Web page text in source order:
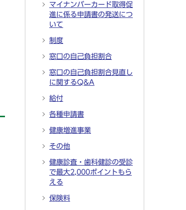
マイナンバーカード取得促
進に係る申請書の発送につ
いて
制度
窓口の自己負担割合
窓口の自己負担割合見直し
に関するQ&A
給付
各種申請書
健康増進事業
その他
健康診査・歯科健診の受診
で最大2,000ポイントもら
える
保険料